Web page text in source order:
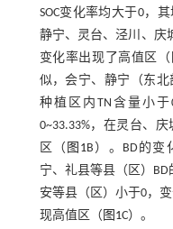
SOC变化率均大于0，
静宁、灵台、泾川、庆
变化率出现了高值区（
似，会宁、静宁（东
种植区内TN含量小
0~33.33%，在灵台、
区（ 图1B）。BD的变
宁、礼县等县（区）
安等县（区）小于0，
现高值区（ 图1C）。